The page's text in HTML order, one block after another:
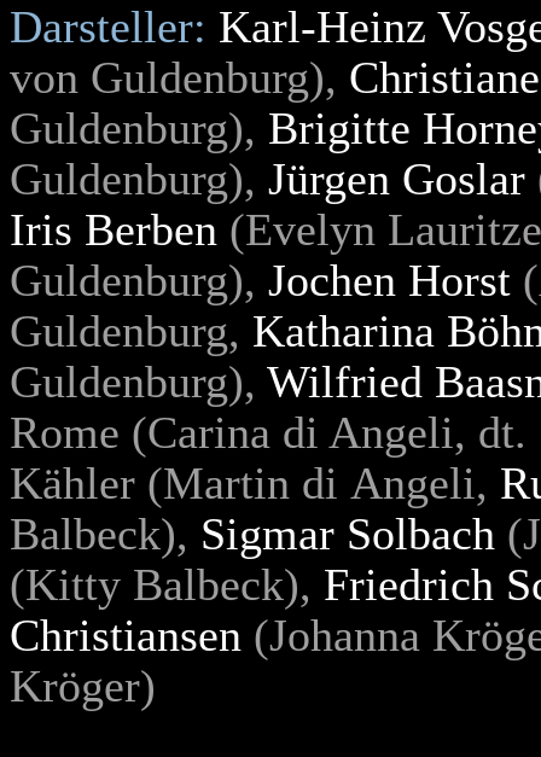
Darsteller: Karl-Heinz
von Guldenburg),
Guldenburg), Brigitte
Guldenburg), Jürgen Goslar
Iris Berben (Evelyn
Guldenburg), Jochen Horst
Guldenburg, Katharina
Guldenburg), Wilfried
Rome (Carina di Angeli,
Kähler (Martin di Angeli,
Balbeck), Sigmar Solbach
(Kitty Balbeck), Friedrich
Christiansen (Johanna
Kröger)